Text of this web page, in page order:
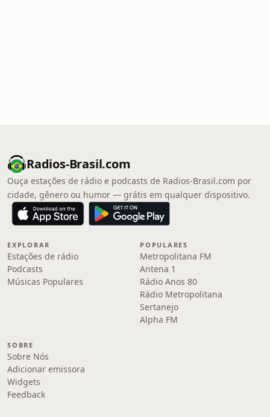
Radios-Brasil.com
Ouça estações de rádio e podcasts de Radios-Brasil.com por
cidade, gênero ou humor — grátis em qualquer dispositivo.
EXPLORAR
Estações de rádio
Podcasts
Músicas Populares
POPULARES
Metropolitana FM
Antena 1
Rádio Anos 80
Rádio Metropolitana
Sertanejo
Alpha FM
SOBRE
Sobre Nós
Adicionar emissora
Widgets
Feedback